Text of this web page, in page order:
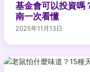
基金會可以投資嗎
南一次看懂
2025年11月13日